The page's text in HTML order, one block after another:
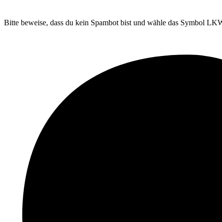
Bitte beweise, dass du kein Spambot bist und wähle das Symbol